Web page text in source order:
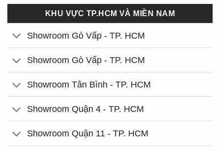
KHU VỰC TP.HCM VÀ MIỀN NAM
Showroom Gò Vấp - TP. HCM
Showroom Gò Vấp - TP. HCM
Showroom Tân Bình - TP. HCM
Showroom Quận 4 - TP. HCM
Showroom Quận 11 - TP. HCM